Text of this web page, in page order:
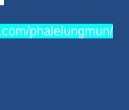
phalelungmun/